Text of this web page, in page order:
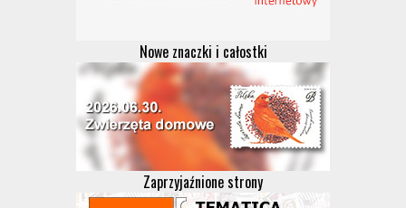
Nowe znaczki i całostki
Zaprzyjaźnione strony